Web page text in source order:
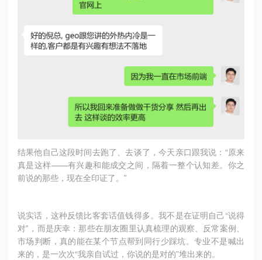
结果他自己这段时间去跑了、去谈了，今天亲口跟我说：“原来
真是这样——有兴趣和能成交之间，隔着一整个认知差。你之
前说的那些，现在全印证了。”
说实话，这种反馈比客套话值钱得多。我不是在证明自己“说得
对”，而是庆幸：那些在朋友圈里认真梳理的观察、反常案例、
市场判断，真的能在某个节点帮到同行少踩坑。专业不是喊出
来的，是一次次“我亲自试过，你说的是对的”堆出来的。